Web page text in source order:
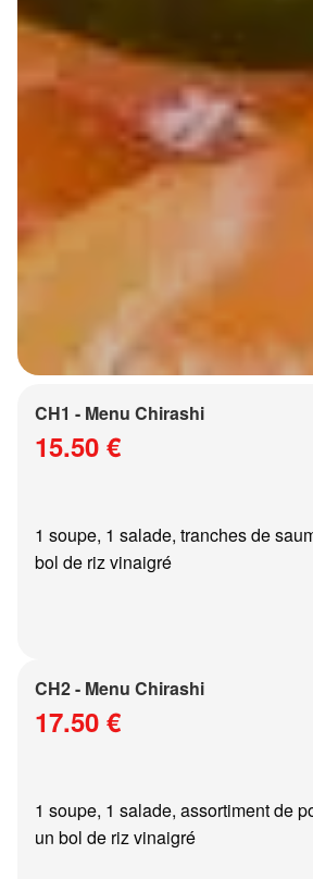
CH1 - Menu Chirashi
15.50 €
1 soupe, 1 salade, tranches de
bol de riz vinaigré
CH2 - Menu Chirashi
17.50 €
1 soupe, 1 salade, assortiment de
un bol de riz vinaigré